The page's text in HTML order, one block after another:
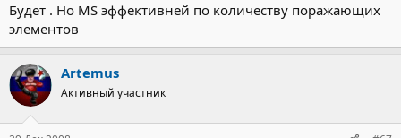
Будет . Но MS эффективней по количеству поражающих
элементов
Artemus
Активный участник